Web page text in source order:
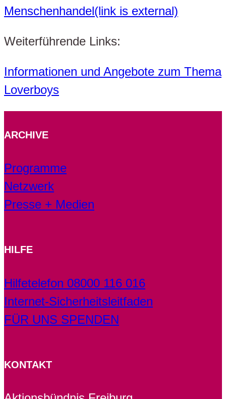
Menschenhandel(link is external)
Weiterführende Links:
Informationen und Angebote zum Thema
Loverboys
ARCHIVE
Programme
Netzwerk
Presse + Medien
HILFE
Hilfetelefon 08000 116 016
Internet-Sicherheitsleitfaden
FÜR UNS SPENDEN
KONTAKT